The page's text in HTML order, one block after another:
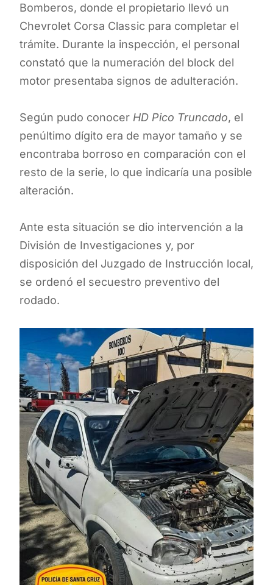
Bomberos, donde el propietario llevó un
Chevrolet Corsa Classic para completar el
trámite. Durante la inspección, el personal
constató que la numeración del block del
motor presentaba signos de adulteración.
Según pudo conocer HD Pico Truncado, el
penúltimo dígito era de mayor tamaño y se
encontraba borroso en comparación con el
resto de la serie, lo que indicaría una posible
alteración.
Ante esta situación se dio intervención a la
División de Investigaciones y, por
disposición del Juzgado de Instrucción local,
se ordenó el secuestro preventivo del
rodado.